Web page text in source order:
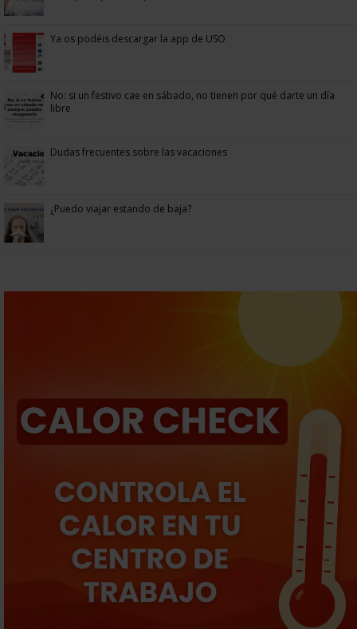
Ya os podéis descargar la app de USO
No: si un festivo cae en sábado, no tienen por qué darte un día
libre
Dudas frecuentes sobre las vacaciones
¿Puedo viajar estando de baja?